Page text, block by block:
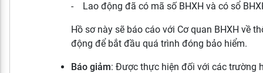
- Lao động đã có mã số BHXH và có sổ
Hồ sơ này sẽ báo cáo với Cơ quan BHXH về
động để bắt đầu quá trình đóng bảo hiểm.
Báo giảm: Được thực hiện đối với các trường